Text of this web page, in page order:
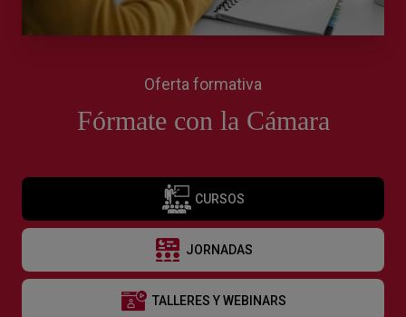
Oferta formativa
Fórmate con la Cámara
CURSOS
JORNADAS
TALLERES Y WEBINARS